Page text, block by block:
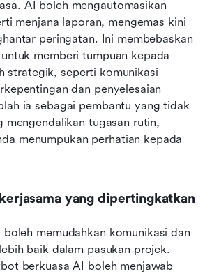
AI boleh mengautomasikan
menjana laporan, mengemas kini
peringatan. Ini membebaskan
memberi tumpuan kepada
strategik, seperti komunikasi
dan penyelesaian
ia sebagai pembantu yang tidak
mengendalikan tugasan rutin,
menumpukan perhatian kepada
yang dipertingkatkan
memudahkan komunikasi dan
baik dalam pasukan projek.
berkuasa AI boleh menjawab